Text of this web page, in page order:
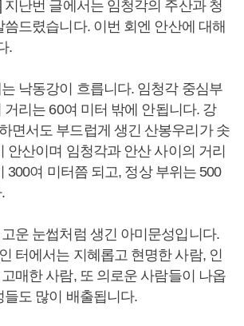
지난번 글에서는 임청각의 주산과 청
드렸습니다. 이번 회엔 안산에 대해
.
낙동강이 흐릅니다. 임청각 중심부
거리는 60여 미터 밖에 안됩니다. 강
면서도 부드럽게 생긴 산봉우리가 솟
안산이며 임청각과 안산 사이의 거리
300여 미터쯤 되고, 정상 부위는 500
운 눈썹처럼 생긴 아미문성입니다.
터에서는 지혜롭고 현명한 사람, 인
매한 사람, 또 의로운 사람들이 나옵
들도 많이 배출됩니다.